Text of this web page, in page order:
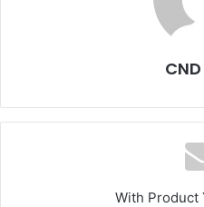
With Product